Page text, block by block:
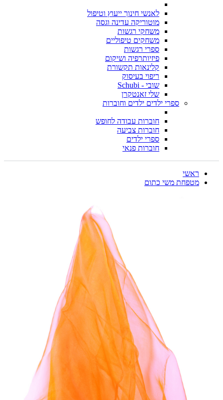
לאנשי חינוך ייעוץ וטיפול
מוטוריקה עדינה וגסה
משחקי רגשות
משחקים טיפוליים
ספרי רגשות
פיזיותרפיה ושיקום
קלינאות תקשורת
ריפוי בעיסוק
שובי - Schubi
שלי זאנטקרן
ספרי ילדים ילדים וחוברות
חוברות עבודה לחופש
חוברות צביעה
ספרי ילדים
חוברות פנאי
ראשי
מטפחת משי כתום